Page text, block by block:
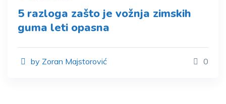
5 razloga zašto je vožnja zimskih
guma leti opasna
by Zoran Majstorović 0